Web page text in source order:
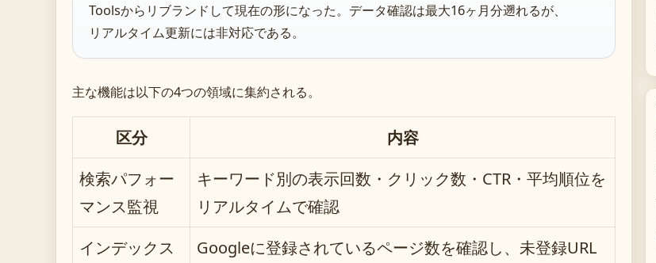
Toolsからリブランドして現在の形になった。データ確認は最大16ヶ月分遡れるが、
リアルタイム更新には非対応である。
主な機能は以下の4つの領域に集約される。
区分
内容
検索パフォー
マンス監視
キーワード別の表示回数・クリック数・CTR・平均順位を
リアルタイムで確認
インデックス
Googleに登録されているページ数を確認し、未登録URL